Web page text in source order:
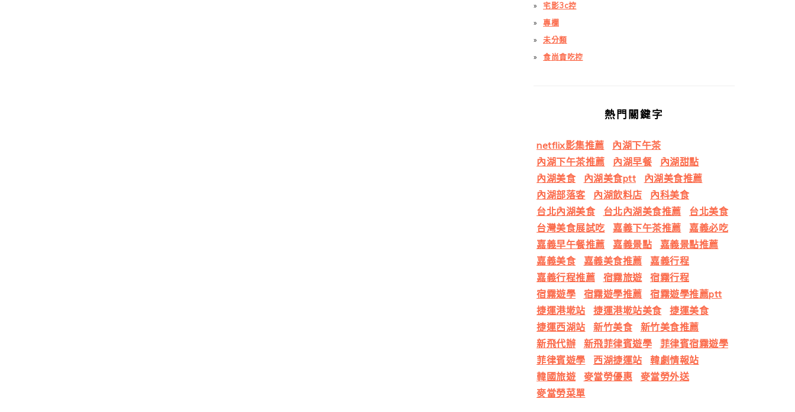
宅影3c控
專欄
未分類
食尚貪吃控
熱門關鍵字
netflix影集推薦
內湖下午茶
內湖下午茶推薦
內湖早餐
內湖甜點
內湖美食
內湖美食ptt
內湖美食推薦
內湖部落客
內湖飲料店
內科美食
台北內湖美食
台北內湖美食推薦
台北美食
台灣美食展試吃
嘉義下午茶推薦
嘉義必吃
嘉義早午餐推薦
嘉義景點
嘉義景點推薦
嘉義美食
嘉義美食推薦
嘉義行程
嘉義行程推薦
宿霧旅遊
宿霧行程
宿霧遊學
宿霧遊學推薦
宿霧遊學推薦ptt
捷運港墘站
捷運港墘站美食
捷運美食
捷運西湖站
新竹美食
新竹美食推薦
新飛代辦
新飛菲律賓遊學
菲律賓宿霧遊學
菲律賓遊學
西湖捷運站
韓劇情報站
韓國旅遊
麥當勞優惠
麥當勞外送
麥當勞菜單